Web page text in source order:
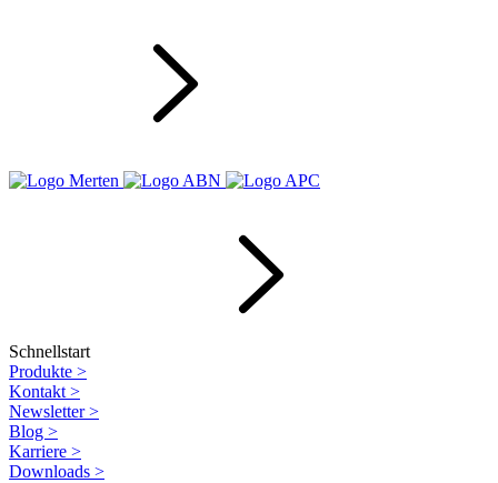
Schnellstart
Produkte >
Kontakt >
Newsletter>
Blog >
Karriere >
Downloads >